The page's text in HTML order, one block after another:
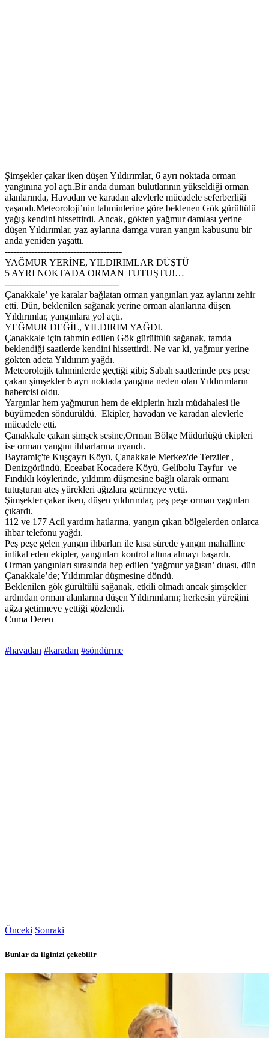
Şimşekler çakar iken düşen Yıldırımlar, 6 ayrı noktada orman
yangınına yol açtı.Bir anda duman bulutlarının yükseldiği orman
alanlarında, Havadan ve karadan alevlerle mücadele seferberliği
yaşandı.Meteoroloji’nin tahminlerine göre beklenen Gök gürültülü
yağış kendini hissettirdi. Ancak, gökten yağmur damlası yerine
düşen Yıldırımlar, yaz aylarına damga vuran yangın kabusunu bir
anda yeniden yaşattı.
---------------------------------------
YAĞMUR YERİNE, YILDIRIMLAR DÜŞTÜ
5 AYRI NOKTADA ORMAN TUTUŞTU!…
--------------------------------------
Çanakkale’ ye karalar bağlatan orman yangınları yaz aylarını zehir
etti. Dün, beklenilen sağanak yerine orman alanlarına düşen
Yıldırımlar, yangınlara yol açtı.
YEĞMUR DEĞİL, YILDIRIM YAĞDI.
Çanakkale için tahmin edilen Gök gürültülü sağanak, tamda
beklendiği saatlerde kendini hissettirdi. Ne var ki, yağmur yerine
gökten adeta Yıldıırım yağdı.
Meteorolojik tahminlerde geçtiği gibi; Sabah saatlerinde peş peşe
çakan şimşekler 6 ayrı noktada yangına neden olan Yıldırımların
habercisi oldu.
Yargınlar hem yağmurun hem de ekiplerin hızlı müdahalesi ile
büyümeden söndürüldü. Ekipler, havadan ve karadan alevlerle
mücadele etti.
Çanakkale çakan şimşek sesine,Orman Bölge Müdürlüğü ekipleri
ise orman yangını ihbarlarına uyandı.
Bayramiç'te Kuşçayrı Köyü, Çanakkale Merkez'de Terziler ,
Denizgöründü, Eceabat Kocadere Köyü, Gelibolu Tayfur ve
Fındıklı köylerinde, yıldırım düşmesine bağlı olarak ormanı
tutuşturan ateş yürekleri ağızlara getirmeye yetti.
Şimşekler çakar iken, düşen yıldırımlar, peş peşe orman yagınları
çıkardı.
112 ve 177 Acil yardım hatlarına, yangın çıkan bölgelerden onlarca
ihbar telefonu yağdı.
Peş peşe gelen yangın ihbarları ile kısa sürede yangın mahalline
intikal eden ekipler, yangınları kontrol altına almayı başardı.
Orman yangınları sırasında hep edilen ‘yağmur yağısın’ duası, dün
Çanakkale’de; Yıldırımlar düşmesine döndü.
Beklenilen gök gürültülü sağanak, etkili olmadı ancak şimşekler
ardından orman alanlarına düşen Yıldırımların; herkesin yüreğini
ağza getirmeye yettiği gözlendi.
Cuma Deren
#havadan #karadan #söndürme
Önceki Sonraki
Bunlar da ilginizi çekebilir